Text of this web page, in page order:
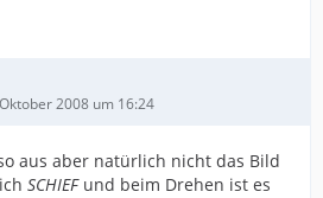
2008 um 16:24
aus aber natürlich nicht das Bild
SCHIEFund beim Drehen ist es